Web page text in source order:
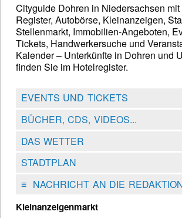
Cityguide Dohren in Niedersachsen
Register, Autobörse, Kleinanzeigen,
Stellenmarkt, Immobilien-Angeboten,
Tickets, Handwerkersuche und
Kalender – Unterkünfte in Dohren und
finden Sie im Hotelregister.
EVENTS UND TICKETS
BÜCHER, CDS, VIDEOS...
DAS WETTER
STADTPLAN
≡NACHRICHT AN DIE
Kleinanzeigenmarkt